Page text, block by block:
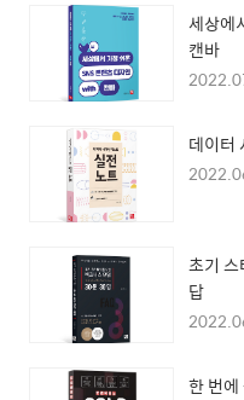
세상에
캔바
데이터
초기
답
한 번